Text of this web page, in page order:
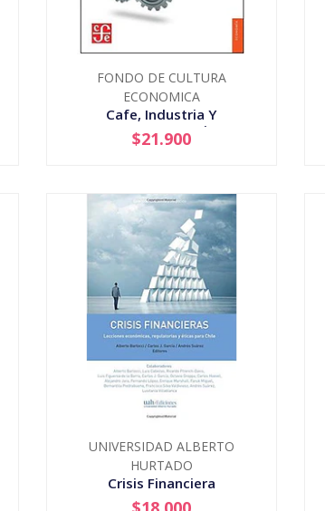
FONDO DE CULTURA
ECONOMICA
Cafe, Industria Y
Macroeconomia
+
$21.900
UNIVERSIDAD ALBERTO
HURTADO
Crisis Financiera